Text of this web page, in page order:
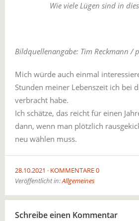
Wie viele Lügen sind in
Bildquellenangabe: Tim Reckmann /
Mich würde auch einmal
Stunden meiner Lebenszeit ich bei
verbracht habe.
Ich schätze, das reicht für einen
dann, wenn man plötzlich
neu wählen muss.
28.10.2021
KOMMENTARE 0
Veröffentlicht in:Allgemeines
Schreibe einen Kommentar